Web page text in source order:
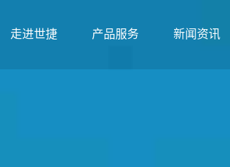
走进世捷 产品服务 新闻资讯